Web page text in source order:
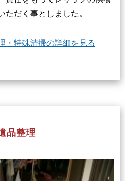
だく事としました。
・特殊清掃の詳細を見る
品整理